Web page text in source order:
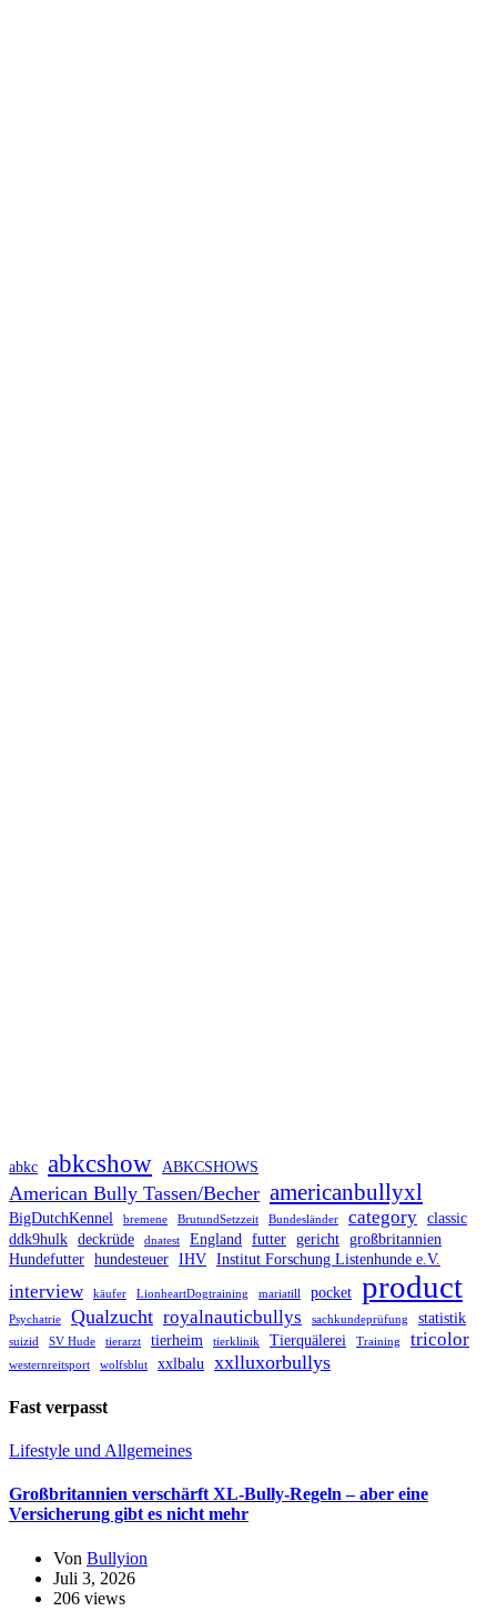
abkc abkcshow ABKCSHOWS
American Bully Tassen/Becher americanbullyxl
BigDutchKennel bremene BrutundSetzzeit Bundesländer category classic
ddk9hulk deckrüde dnatest England futter gericht großbritannien
Hundefutter hundesteuer IHV Institut Forschung Listenhunde e.V.
interview käufer LionheartDogtraining mariatill pocket product
Psychatrie Qualzucht royalnauticbullys sachkundeprüfung statistik
suizid SV Hude tierarzt tierheim tierklinik Tierquälerei Training tricolor
westernreitsport wolfsblut xxlbalu xxlluxorbullys
Fast verpasst
Lifestyle und Allgemeines
Großbritannien verschärft XL-Bully-Regeln – aber eine
Versicherung gibt es nicht mehr
Von Bullyion
Juli 3, 2026
206 views